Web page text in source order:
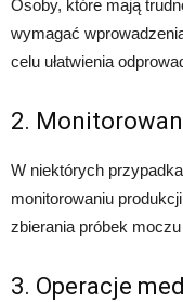
Osoby, które mają
wymagać
celu ułatwienia
2.
W niektórych
monitorowaniu
zbierania próbek
3. Operacje